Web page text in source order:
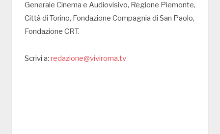
Generale Cinema e Audiovisivo, Regione Piemonte,
Città di Torino, Fondazione Compagnia di San Paolo,
Fondazione CRT.
Scrivi a: redazione@viviroma.tv